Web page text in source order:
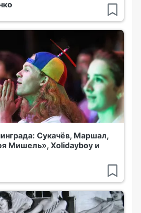
Сукачёв, Маршал,
Мишель», Xolidayboy и